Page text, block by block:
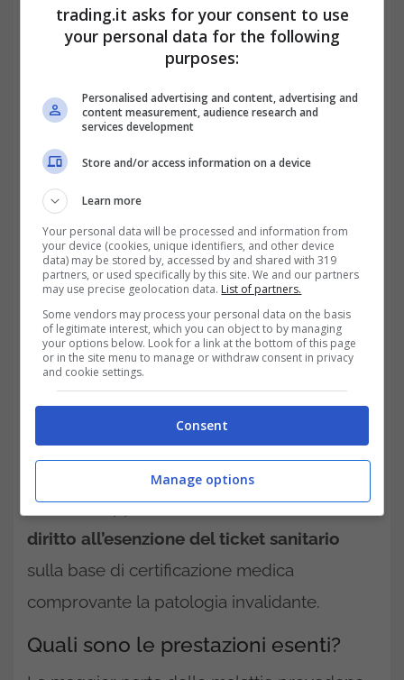
b) sclerosi sistemica progressiva.
LEGGI ANCHE>>>INPS: Il mal di testa da
diritto ad un assegno mensile, ma pochi lo
Come si stabilisce che le malattie
sono esenti?
Per essere considerate patologie che danno
diritto all’esenzione del ticket sanitario
condizioni previste nelDecreto legislativo n.
124 del 29 aprile 1998 . Nello specifico i criteri
sono:grado di invalidità,gravità clinicae
onerosità della quotadi partecipazione in
base al trattamento da effettuare.
È l’ASL di appartenenza che riconosce il
diritto all’esenzione del ticket sanitario
sulla base di certificazione medica
comprovante la patologia invalidante.
Quali sono le prestazioni esenti?
trading.it asks for your consent to use
your personal data for the following
purposes:
Personalised advertising and content, advertising and
content measurement, audience research and
services development
Store and/or access information on a device
Learn more
Your personal data will be processed and information from
your device (cookies, unique identifiers, and other device
data) may be stored by, accessed by and shared with 319
partners, or used specifically by this site. We and our partners
may use precise geolocation data. List of partners.
Some vendors may process your personal data on the basis
of legitimate interest, which you can object to by managing
your options below. Look for a link at the bottom of this page
or in the site menu to manage or withdraw consent in privacy
and cookie settings.
Consent
Manage options